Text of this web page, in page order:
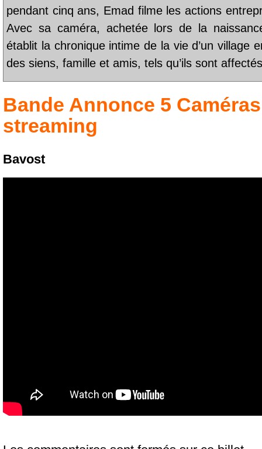
pendant cinq ans, Emad filme les actions
Avec sa caméra, achetée lors de la
établit la chronique intime de la vie d’un village
des siens, famille et amis, tels qu’ils sont
Bande Annonce 5
streaming
Bavost